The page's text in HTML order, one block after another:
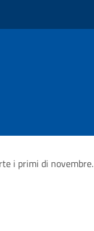
i primi di novembre.